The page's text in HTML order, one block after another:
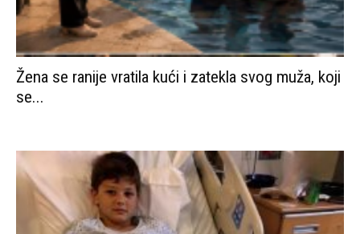
Žena se ranije vratila kući i zatekla svog muža, koji
se...